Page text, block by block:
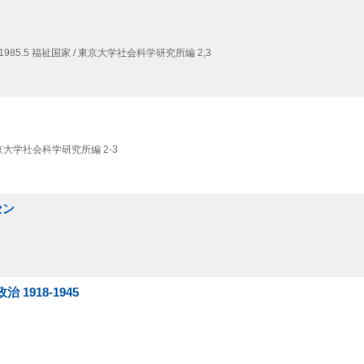
福祉国家 / 東京大学社会科学研究所編 2,3
大学社会科学研究所編 2-3
ン
治 1918-1945